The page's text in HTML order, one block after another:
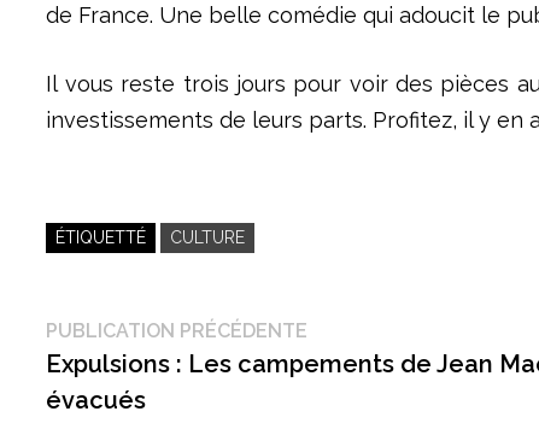
de France. Une belle comédie qui adoucit le
Il vous reste trois jours pour voir des pièces
investissements de leurs parts. Profitez, il y en
ÉTIQUETTÉ CULTURE
Navigation
de
PUBLICATION PRÉCÉDENTE
précédente :
Expulsions : Les campements de Jean
évacués